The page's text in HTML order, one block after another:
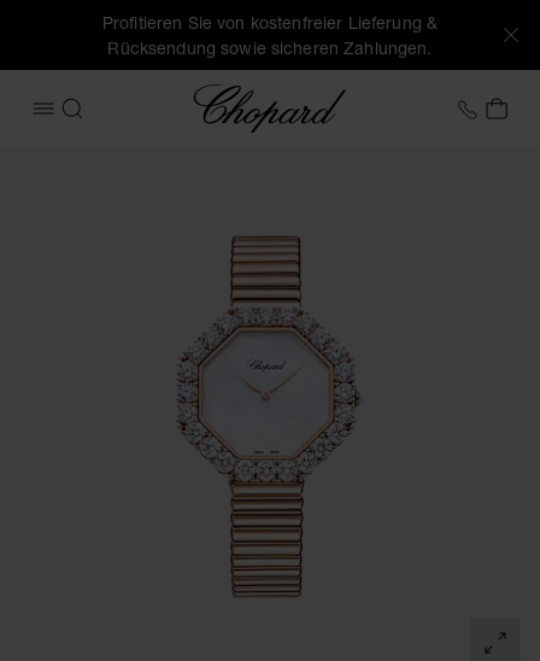
Profitieren Sie von kostenfreier Lieferung &
Rücksendung sowie sicheren Zahlungen.
MENÜ ÖFFNEN
SUCHEN
Chopard +43